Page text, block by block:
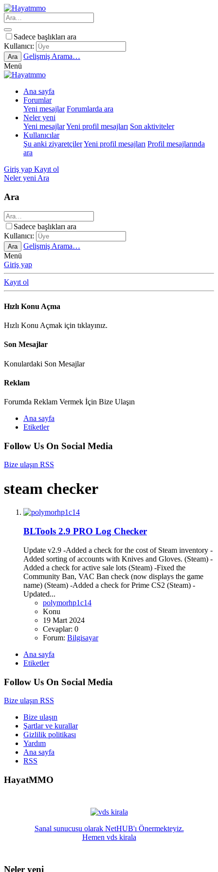
Sadece başlıkları ara
Kullanıcı:
Ara
Gelişmiş Arama…
Menü
Ana sayfa
Forumlar
Yeni mesajlar Forumlarda ara
Neler yeni
Yeni mesajlarYeni profil mesajları Son aktiviteler
Kullanıcılar
Şu anki ziyaretçilerYeni profil mesajları Profil mesajlarında
ara
Giriş yap Kayıt ol
Neler yeni Ara
Ara
Sadece başlıkları ara
Kullanıcı:
Ara
Gelişmiş Arama…
Menü
Giriş yap
Kayıt ol
Hızlı Konu Açma
Hızlı Konu Açmak için tıklayınız.
Son Mesajlar
Konulardaki Son Mesajlar
Reklam
Forumda Reklam Vermek İçin Bize Ulaşın
Ana sayfa
Etiketler
Follow Us On Social Media
Bize ulaşın RSS
steam checker
BLTools 2.9 PRO Log Checker
Update v2.9 -Added a check for the cost of Steam inventory -
Added sorting of accounts with Knives and Gloves. (Steam) -
Added a check for active sale lots (Steam) -Fixed the
Community Ban, VAC Ban check (now displays the game
name) (Steam) -Added a check for Prime CS2 (Steam) -
Updated...
polymorhp1c14
Konu
19 Mart 2024
Cevaplar: 0
Forum: Bilgisayar
Ana sayfa
Etiketler
Follow Us On Social Media
Bize ulaşın RSS
Bize ulaşın
Şartlar ve kurallar
Gizlilik politikası
Yardım
Ana sayfa
RSS
HayatMMO
Sanal sunucusu olarak NetHUB'ı Önermekteyiz.
Hemen vds kirala
Neler yeni